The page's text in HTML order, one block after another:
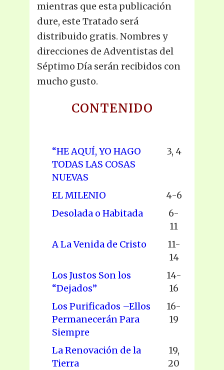
mientras que esta publicación
dure, este Tratado será
distribuido gratis. Nombres y
direcciones de Adventistas del
Séptimo Día serán recibidos con
mucho gusto.
CONTENIDO
“HE AQUÍ, YO HAGO
TODAS LAS COSAS
NUEVAS
3, 4
EL MILENIO
4-6
Desolada o Habitada
6-
11
A La Venida de Cristo
11-
14
Los Justos Son los
“Dejados”
14-
16
Los Purificados –Ellos
Permanecerán Para
Siempre
16-
19
La Renovación de la
Tierra
19,
20